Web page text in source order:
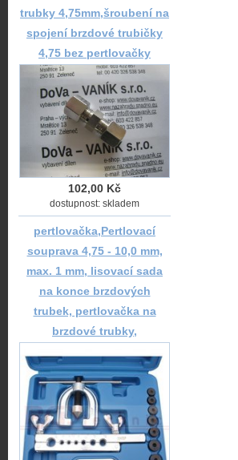
trubky 4,75mm,šroubení na
spojení brzdové trubičky
4,75 bez pertlovačky
102,00 Kč
dostupnost: skladem
pertlovačka,Pertlovací
souprava 4,75 - 10,0 mm,
max. 1 mm, lisovací sada
na konce brzdových
trubek, pertlovačka na
brzdové trubky,